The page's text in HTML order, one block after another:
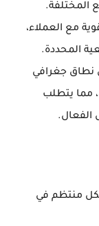
المختلفة.
مع العملاء،
المحددة.
نطاق جغرافي
مما يتطلب
الفعال.
منتظم في